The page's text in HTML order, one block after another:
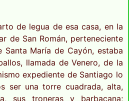
de legua de esa casa, en la
de San Román, perteneciente
Santa María de Cayón, estaba
llamada de Venero, de la
expediente de Santiago lo
ser una torre cuadrada, alta,
sus troneras y barbacana;